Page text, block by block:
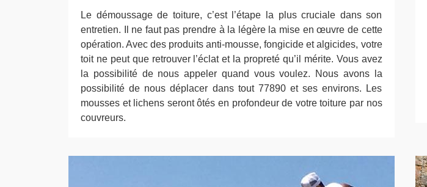
Le démoussage de toiture, c’est l’étape la plus cruciale dans son
entretien. Il ne faut pas prendre à la légère la mise en œuvre de cette
opération. Avec des produits anti-mousse, fongicide et algicides, votre
toit ne peut que retrouver l’éclat et la propreté qu’il mérite. Vous avez
la possibilité de nous appeler quand vous voulez. Nous avons la
possibilité de nous déplacer dans tout 77890 et ses environs. Les
mousses et lichens seront ôtés en profondeur de votre toiture par nos
couvreurs.